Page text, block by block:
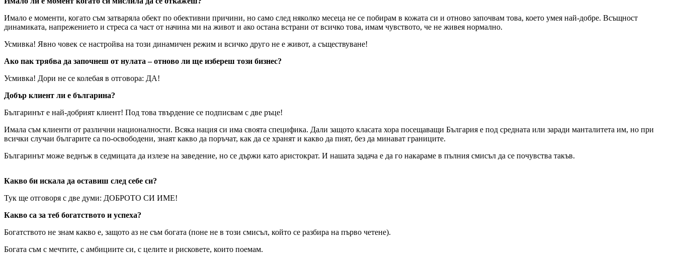
Имало е моменти, когато съм затваряла обект по обективни причини, но само след няколко месеца не се побирам в кожата си и отново започвам това, което умея най-добре. Всъщност
динамиката, напрежението и стреса са част от начина ми на живот и ако остана встрани от всичко това, имам чувството, че не живея нормално.
Усмивка! Явно човек се настройва на този динамичен режим и всичко друго не е живот, а съществуване!
Ако пак трябва да започнеш от нулата – отново ли ще избереш този бизнес?
Усмивка! Дори не се колебая в отговора: ДА!
Добър клиент ли е българина?
Българинът е най-добрият клиент! Под това твърдение се подписвам с две ръце!
Имала съм клиенти от различни националности. Всяка нация си има своята специфика. Дали защото класата хора посещаващи България е под средната или заради манталитета им, но при
всички случаи българите са по-освободени, знаят какво да поръчат, как да се хранят и какво да пият, без да минават границите.
Българинът може веднъж в седмицата да излезе на заведение, но се държи като аристократ. И нашата задача е да го накараме в пълния смисъл да се почувства такъв.
Какво би искала да оставиш след себе си?
Тук ще отговоря с две думи: ДОБРОТО СИ ИМЕ!
Какво са за теб богатството и успеха?
Богатството не знам какво е, защото аз не съм богата (поне не в този смисъл, който се разбира на първо четене).
Богата съм с мечтите, с амбициите си, с целите и рисковете, които поемам.